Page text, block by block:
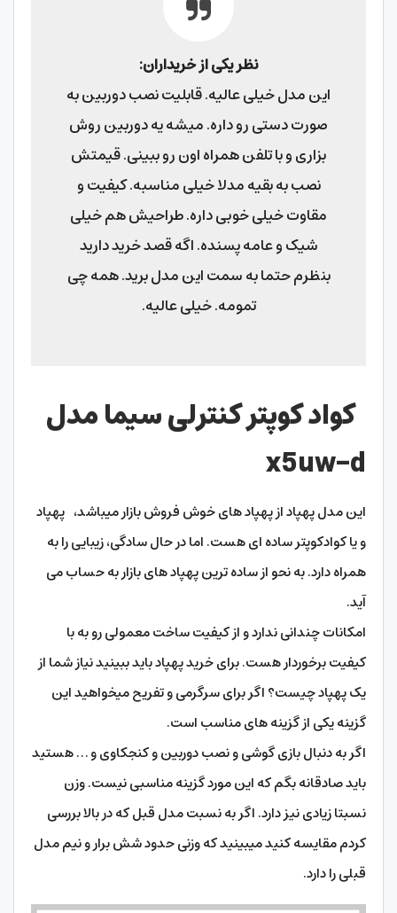
نظر یکی از خریداران:
این مدل خیلی عالیه. قابلیت نصب دوربین به
صورت دستی رو داره. میشه یه دوربین روش
بزاری و با تلفن همراه اون رو ببینی. قیمتش
نصب به بقیه مدلا خیلی مناسبه. کیفیت و
مقاوت خیلی خوبی داره. طراحیش هم خیلی
شیک و عامه پسنده. اگه قصد خرید دارید
بنظرم حتما به سمت این مدل برید. همه چی
تمومه. خیلی عالیه.
کواد کوپتر کنترلی سیما مدل
x5uw-d
این مدل پهپاد از پهپاد های خوش فروش بازار میباشد، پهپاد
و یا کوادکوپتر ساده ای هست. اما در حال سادگی، زیبایی را به
همراه دارد. به نحو از ساده ترین پهپاد های بازار به حساب می
آید.
امکانات چندانی ندارد و از کیفیت ساخت معمولی رو به با
کیفیت برخوردار هست. برای خرید پهپاد باید ببینید نیاز شما از
یک پهپاد چیست؟ اگر برای سرگرمی و تفریح میخواهید این
گزینه یکی از گزینه های مناسب است.
اگر به دنبال بازی گوشی و نصب دوربین و کنجکاوی و … هستید
باید صادقانه بگم که این مورد گزینه مناسبی نیست. وزن
نسبتا زیادی نیز دارد. اگر به نسبت مدل قبل که در بالا بررسی
کردم مقایسه کنید میبینید که وزنی حدود شش برار و نیم مدل
قبلی را دارد.